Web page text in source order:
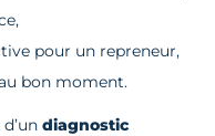
pour un repreneur,
bon moment.
diagnostic